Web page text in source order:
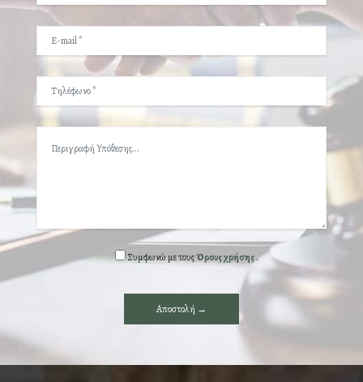
Συμφωνώ με τουςΌρους χρήσης.